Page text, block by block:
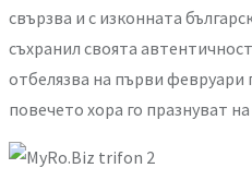
свързва и с изконната
съхранил своята
отбелязва на първи
повечето хора го празнуват